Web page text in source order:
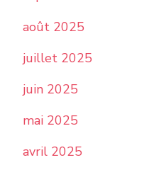
août 2025
juillet 2025
juin 2025
mai 2025
avril 2025